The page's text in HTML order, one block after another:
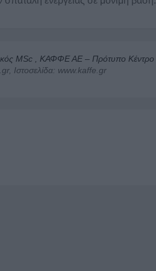
MSc , ΚΑΦΦΕ ΑΕ – Πρότυπο Κέντρο
Ιστοσελίδα: www.kaffe.gr